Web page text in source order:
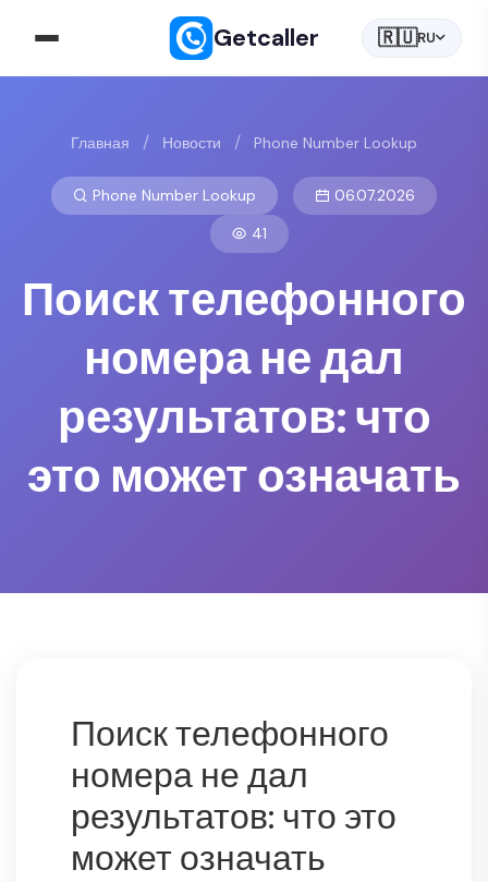
Getcaller 🇷🇺RU
Главная / Новости / Phone Number Lookup
Phone Number Lookup
06.07.2026
41
Поиск телефонного
номера не дал
результатов: что
это может означать
Поиск телефонного
номера не дал
результатов: что это
может означать